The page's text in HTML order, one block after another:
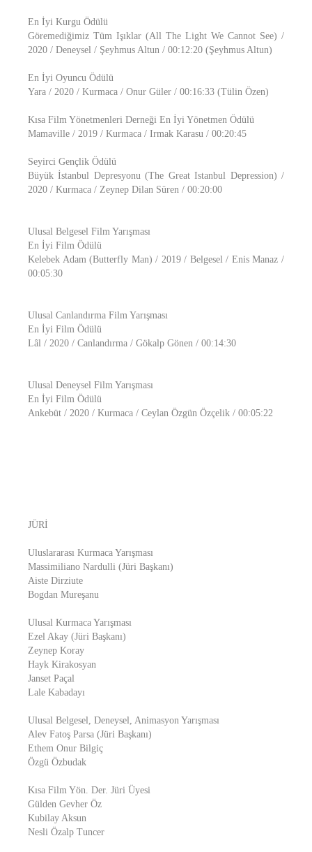
En İyi Kurgu Ödülü
Göremediğimiz Tüm Işıklar (All The Light We Cannot See) /
2020 / Deneysel / Şeyhmus Altun / 00:12:20 (Şeyhmus Altun)
En İyi Oyuncu Ödülü
Yara / 2020 / Kurmaca / Onur Güler / 00:16:33 (Tülin Özen)
Kısa Film Yönetmenleri Derneği En İyi Yönetmen Ödülü
Mamaville / 2019 / Kurmaca / Irmak Karasu / 00:20:45
Seyirci Gençlik Ödülü
Büyük İstanbul Depresyonu (The Great Istanbul Depression) /
2020 / Kurmaca / Zeynep Dilan Süren / 00:20:00
Ulusal Belgesel Film Yarışması
En İyi Film Ödülü
Kelebek Adam (Butterfly Man) / 2019 / Belgesel / Enis Manaz /
00:05:30
Ulusal Canlandırma Film Yarışması
En İyi Film Ödülü
Lâl / 2020 / Canlandırma / Gökalp Gönen / 00:14:30
Ulusal Deneysel Film Yarışması
En İyi Film Ödülü
Ankebüt / 2020 / Kurmaca / Ceylan Özgün Özçelik / 00:05:22
JÜRİ
Uluslararası Kurmaca Yarışması
Massimiliano Nardulli (Jüri Başkanı)
Aiste Dirziute
Bogdan Mureşanu
Ulusal Kurmaca Yarışması
Ezel Akay (Jüri Başkanı)
Zeynep Koray
Hayk Kirakosyan
Janset Paçal
Lale Kabadayı
Ulusal Belgesel, Deneysel, Animasyon Yarışması
Alev Fatoş Parsa (Jüri Başkanı)
Ethem Onur Bilgiç
Özgü Özbudak
Kısa Film Yön. Der. Jüri Üyesi
Gülden Gevher Öz
Kubilay Aksun
Nesli Özalp Tuncer